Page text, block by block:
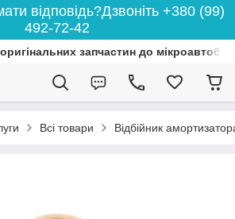
відповідь?Дзвоніть +380 (99)
492-72-42
запчастин до
Всі товари Відбійник